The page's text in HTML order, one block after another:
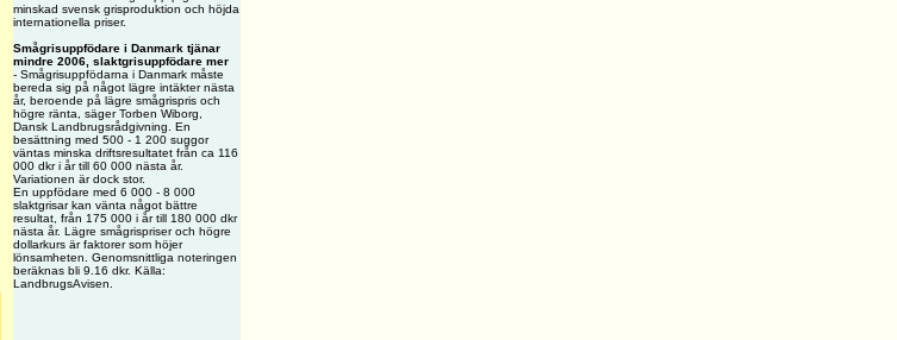
minskad svensk grisproduktion och höjda
internationella priser.
Smågrisuppfödare i Danmark tjänar
mindre 2006, slaktgrisuppfödare mer
- Smågrisuppfödarna i Danmark måste
bereda sig på något lägre intäkter nästa
år, beroende på lägre smågrispris och
högre ränta, säger Torben Wiborg,
Dansk Landbrugsrådgivning. En
besättning med 500 - 1 200 suggor
väntas minska driftsresultatet från ca 116
000 dkr i år till 60 000 nästa år.
Variationen är dock stor.
En uppfödare med 6 000 - 8 000
slaktgrisar kan vänta något bättre
resultat, från 175 000 i år till 180 000 dkr
nästa år. Lägre smågrispriser och högre
dollarkurs är faktorer som höjer
lönsamheten. Genomsnittliga noteringen
beräknas bli 9.16 dkr. Källa:
LandbrugsAvisen.